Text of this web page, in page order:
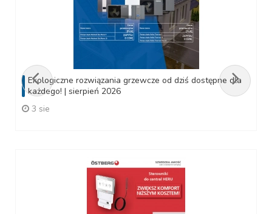
Ekologiczne rozwiązania grzewcze od dziś dostępne dla
każdego! | sierpień 2026
3 sie